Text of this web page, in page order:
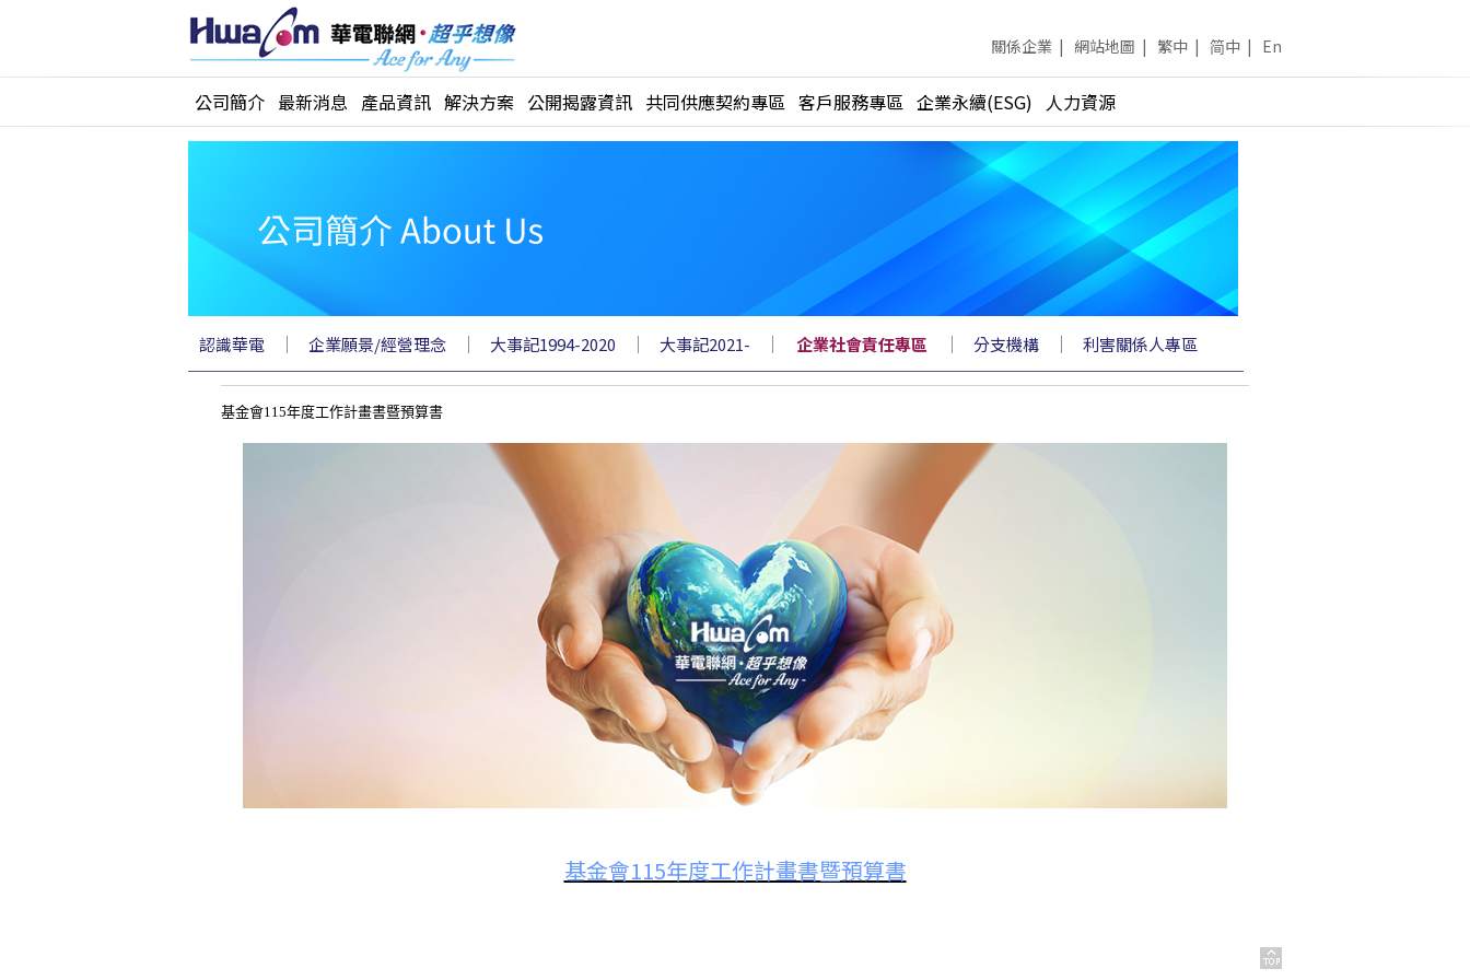
關係企業 | 網站地圖 | 繁中 | 简中 | En
公司簡介 最新消息 產品資訊 解決方案 公開揭露資訊 共同供應契約專區 客戶服務專區 企業永續(ESG) 人力資源
認識華電 ｜ 企業願景/經營理念 ｜ 大事記1994-2020 ｜ 大事記2021- ｜ 企業社會責任專區 ｜ 分支機構 ｜ 利害關係人專區
基金會115年度工作計畫書暨預算書
基金會115年度工作計畫書暨預算書